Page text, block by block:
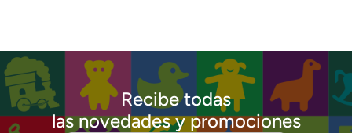
Recibe todas
las novedades y promociones